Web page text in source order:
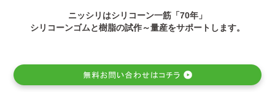
ニッシリはシリコーン一筋「70年」
シリコーンゴムと樹脂の試作～量産をサポートします。